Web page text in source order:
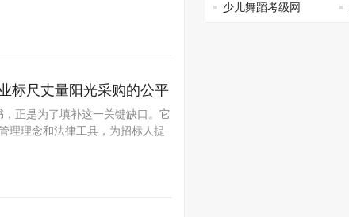
标尺丈量阳光采购的公平
正是为了填补这一关键缺口。它
理理念和法律工具，为招标人提
少儿舞蹈考级网